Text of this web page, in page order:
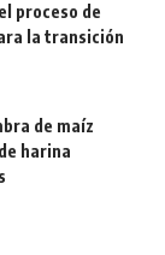
proceso de
la transición
de maíz
harina